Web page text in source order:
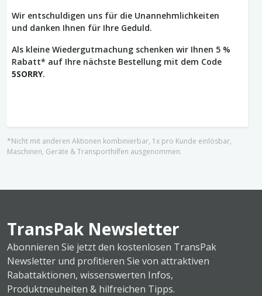
Wir entschuldigen uns für die Unannehmlichkeiten
und danken Ihnen für Ihre Geduld.
Als kleine Wiedergutmachung schenken wir Ihnen 5 %
Rabatt* auf Ihre nächste Bestellung mit dem Code
5SORRY.
*Nicht mit anderen Aktionen kombinierbar, 1x pro Kunde einlösbar,
Maschinen, Geräte & Transporthilfen ausgenommen.
TransPak Newsletter
Abonnieren Sie jetzt den kostenlosen TransPak
Newsletter und profitieren Sie von attraktiven
Rabattaktionen, wissenswerten Infos,
Produktneuheiten & hilfreichen Tipps.